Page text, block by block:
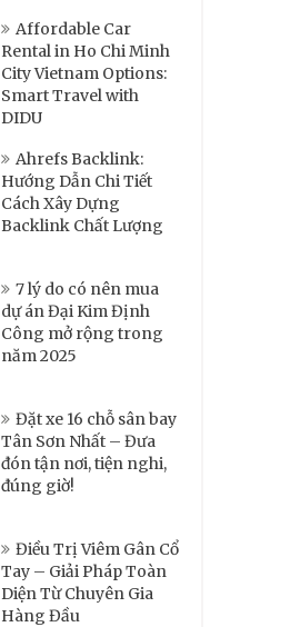
Affordable Car
Rental in Ho Chi Minh
City Vietnam Options:
Smart Travel with
DIDU
Ahrefs Backlink:
Hướng Dẫn Chi Tiết
Cách Xây Dựng
Backlink Chất Lượng
7 lý do có nên mua
dự án Đại Kim Định
Công mở rộng trong
năm 2025
Đặt xe 16 chỗ sân bay
Tân Sơn Nhất – Đưa
đón tận nơi, tiện nghi,
đúng giờ!
Điều Trị Viêm Gân Cổ
Tay – Giải Pháp Toàn
Diện Từ Chuyên Gia
Hàng Đầu